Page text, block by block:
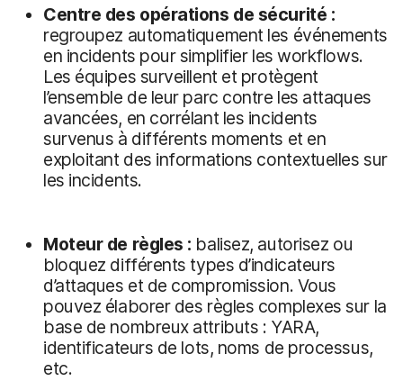
Centre des opérations de sécurité :
regroupez automatiquement les événements
en incidents pour simplifier les workflows.
Les équipes surveillent et protègent
l’ensemble de leur parc contre les attaques
avancées, en corrélant les incidents
survenus à différents moments et en
exploitant des informations contextuelles sur
les incidents.
Moteur de règles : balisez, autorisez ou
bloquez différents types d’indicateurs
d’attaques et de compromission. Vous
pouvez élaborer des règles complexes sur la
base de nombreux attributs : YARA,
identificateurs de lots, noms de processus,
etc.